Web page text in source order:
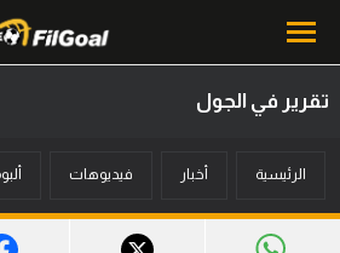
أخبار
تقرير في الجول
الرئيسية أخبار فيديوهات